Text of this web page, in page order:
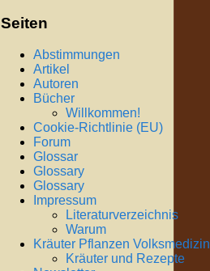
Seiten
Abstimmungen
Artikel
Autoren
Bücher
Willkommen!
Cookie-Richtlinie (EU)
Forum
Glossar
Glossary
Glossary
Impressum
Literaturverzeichnis
Warum
Kräuter Pflanzen Volksmedizin
Kräuter und Rezepte